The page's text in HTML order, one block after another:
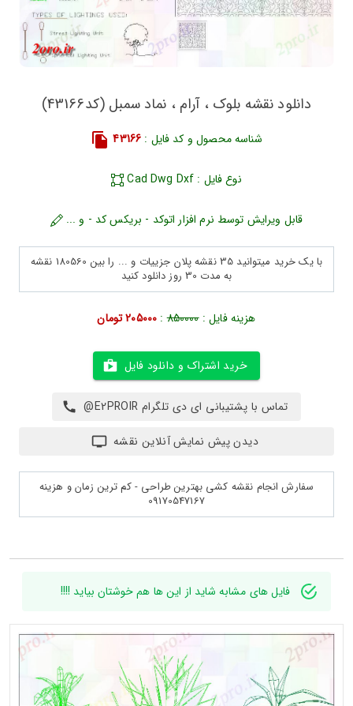
دانلود نقشه بلوک ، آرام ، نماد سمبل (کد43166)
شناسه محصول و کد فایل : 43166
نوع فایل : Cad Dwg Dxf
قابل ویرایش توسط نرم افزار اتوکد - بریکس کد - و ...
با یک خرید میتوانید 35 نقشه پلان جزییات و ... را بین 180560 نقشه
به مدت 30 روز دانلود کنید
هزینه فایل :850000
: 205000 تومان
خرید اشتراک و دانلود فایل
تماس با پشتیبانی ای دی تلگرام E2PROIR@
دیدن پیش نمایش آنلاین نقشه
سفارش انجام نقشه کشی بهترین طراحی - کم ترین زمان و هزینه
09170547167
فایل های مشابه شاید از این ها هم خوشتان بیاید !!!!